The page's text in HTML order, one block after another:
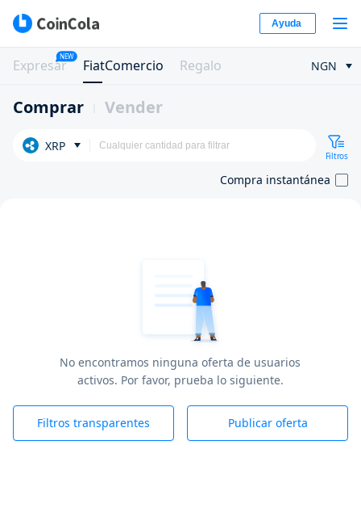
Ayuda
Expresar
NEW
FiatComercio Regalo NGN
Comprar Vender
XRP
Filtros
Compra instantánea
No encontramos ninguna oferta de usuarios
activos. Por favor, prueba lo siguiente.
Filtros transparentes Publicar oferta